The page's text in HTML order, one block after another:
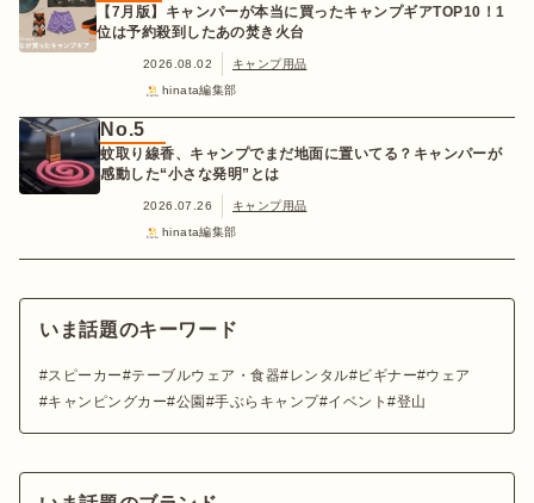
【7月版】キャンパーが本当に買ったキャンプギアTOP10！1
位は予約殺到したあの焚き火台
2026.08.02
キャンプ用品
hinata編集部
No.5
蚊取り線香、キャンプでまだ地面に置いてる？キャンパーが
感動した“小さな発明”とは
2026.07.26
キャンプ用品
hinata編集部
いま話題のキーワード
スピーカー テーブルウェア・食器 レンタル ビギナー
ウェア
キャンピングカー 公園 手ぶらキャンプ イベント 登山